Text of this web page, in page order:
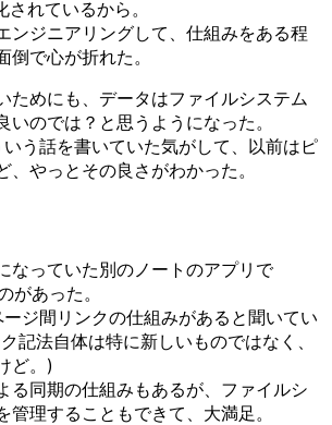
れているから。
ンジニアリングして、仕組みをある程
倒で心が折れた。
ためにも、データはファイルシステム
いのでは？と思うようになった。
う話を書いていた気がして、以前はピ
、やっとその良さがわかった。
なっていた別のノートのアプリで
があった。
ジ間リンクの仕組みがあると聞いてい
記法自体は特に新しいものではなく、
ど。)
る同期の仕組みもあるが、ファイルシ
管理することもできて、大満足。